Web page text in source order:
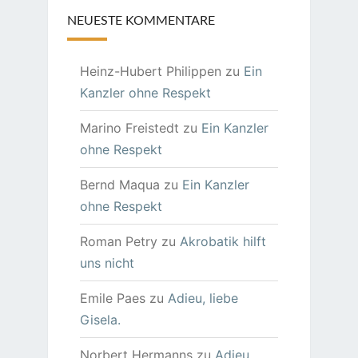
NEUESTE KOMMENTARE
Heinz-Hubert Philippen zu Ein
Kanzler ohne Respekt
Marino Freistedt zu Ein Kanzler
ohne Respekt
Bernd Maqua zu Ein Kanzler
ohne Respekt
Roman Petry zu Akrobatik hilft
uns nicht
Emile Paeszu Adieu, liebe
Gisela.